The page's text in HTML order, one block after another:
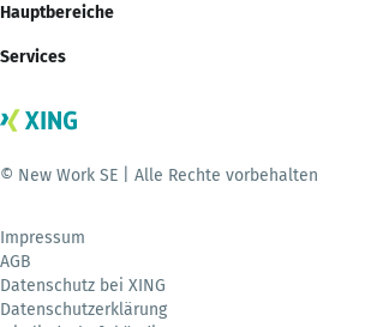
Hauptbereiche
Services
© New Work SE | Alle Rechte vorbehalten
Impressum
AGB
Datenschutz bei XING
Datenschutzerklärung